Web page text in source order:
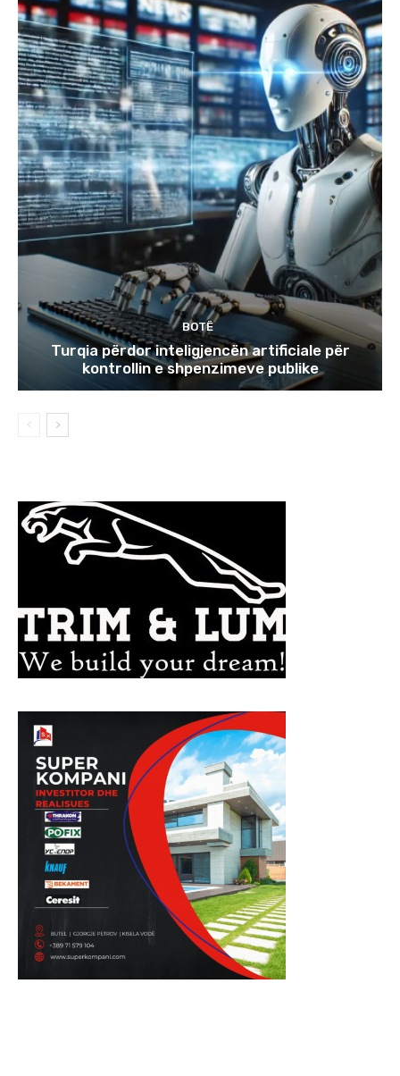
BOTË
Turqia përdor inteligjencën artificiale për
kontrollin e shpenzimeve publike